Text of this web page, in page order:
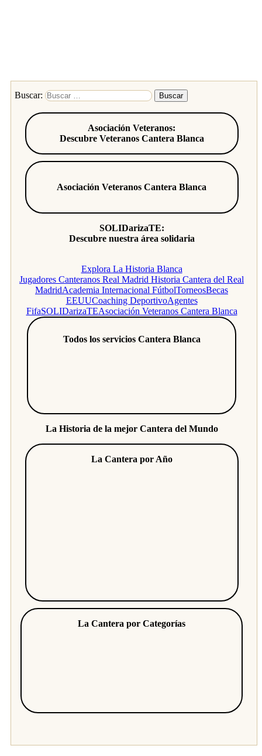
Buscar:
Asociación Veteranos:
Descubre Veteranos Cantera Blanca
Asociación Veteranos Cantera Blanca
SOLIDarizaTE:
Descubre nuestra área solidaria
Explora La Historia Blanca
Jugadores Canteranos Real Madrid Historia Cantera del Real
MadridAcademia Internacional FútbolTorneosBecas
EEUUCoaching DeportivoAgentes
FifaSOLIDarizaTEAsociación Veteranos Cantera Blanca
Todos los servicios Cantera Blanca
La Historia de la mejor Cantera del Mundo
La Cantera por Año
La Cantera por Categorías